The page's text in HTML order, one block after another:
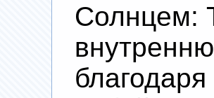
Солнцем: